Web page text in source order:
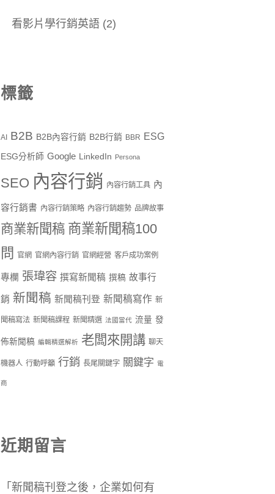
看影片學行銷英語 (2)
標籤
AI B2B B2B內容行銷 B2B行銷 BBR ESG
ESG分析師 Google LinkedIn Persona
SEO 內容行銷 內容行銷工具 內
容行銷書 內容行銷策略 內容行銷趨勢 品牌故事
商業新聞稿 商業新聞稿100
問
官網 官網內容行銷 官網經營 客戶成功案例
專欄 張瑋容 撰寫新聞稿 撰稿 故事行
銷 新聞稿 新聞稿刊登 新聞稿寫作 新
聞稿寫法 新聞稿課程 新聞精選 法國當代 流量 發
佈新聞稿 編輯精選解析 老闆來開講 聊天
機器人 行動呼籲 行銷 長尾關鍵字 關鍵字 電
商
近期留言
「 新聞稿刊登之後，企業如何有